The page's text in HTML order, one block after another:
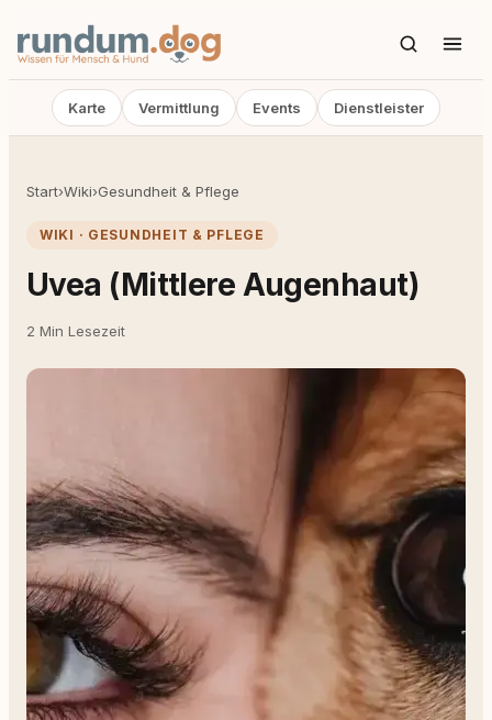
Karte Vermittlung Events Dienstleister
Start›Wiki›Gesundheit & Pflege
WIKI · GESUNDHEIT & PFLEGE
Uvea (Mittlere Augenhaut)
2 Min Lesezeit